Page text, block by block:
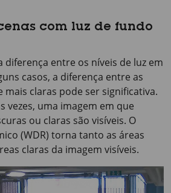
com luz de fundo
diferença entre os níveis de luz em
casos, a diferença entre as
mais claras pode ser significativa.
vezes, uma imagem em que
ou claras são visíveis. O
(WDR) torna tanto as áreas
claras da imagem visíveis.